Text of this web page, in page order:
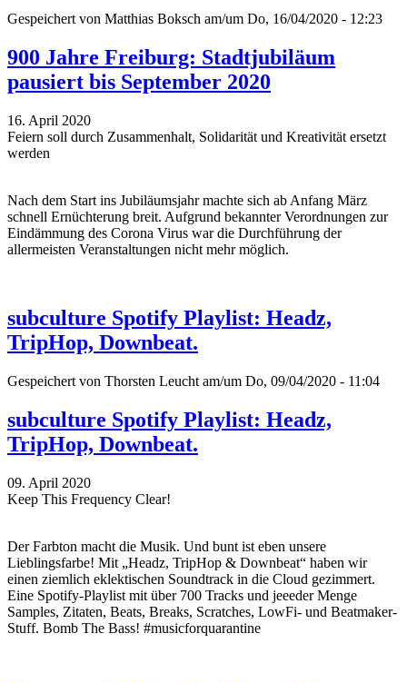
Gespeichert von Matthias Boksch am/um Do, 16/04/2020 - 12:23
900 Jahre Freiburg: Stadtjubiläum
pausiert bis September 2020
16. April 2020
Feiern soll durch Zusammenhalt, Solidarität und Kreativität ersetzt
werden
Nach dem Start ins Jubiläumsjahr machte sich ab Anfang März
schnell Ernüchterung breit. Aufgrund bekannter Verordnungen zur
Eindämmung des Corona Virus war die Durchführung der
allermeisten Veranstaltungen nicht mehr möglich.
subculture Spotify Playlist: Headz,
TripHop, Downbeat.
Gespeichert von Thorsten Leucht am/um Do, 09/04/2020 - 11:04
subculture Spotify Playlist: Headz,
TripHop, Downbeat.
09. April 2020
Keep This Frequency Clear!
Der Farbton macht die Musik. Und bunt ist eben unsere
Lieblingsfarbe! Mit „Headz, TripHop & Downbeat“ haben wir
einen ziemlich eklektischen Soundtrack in die Cloud gezimmert.
Eine Spotify-Playlist mit über 700 Tracks und jeeeder Menge
Samples, Zitaten, Beats, Breaks, Scratches, LowFi- und Beatmaker-
Stuff. Bomb The Bass! #musicforquarantine